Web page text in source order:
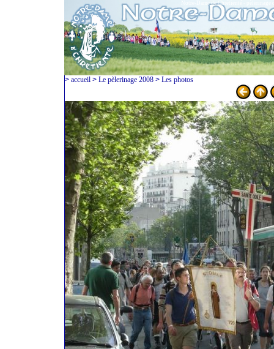
Notre-Dame de Chrétienté - pèlerinage
> accueil > Le pèlerinage 2008 > Les photos